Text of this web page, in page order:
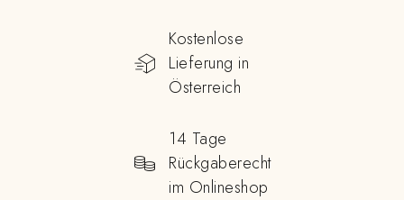
Kostenlose
Lieferung in
Österreich
14 Tage
Rückgaberecht
im Onlineshop